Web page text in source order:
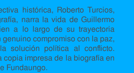
histórica, Roberto Turcios,
narra la vida de Guillermo
a lo largo de su trayectoria
compromiso con la paz,
solución política al conflicto.
copia impresa de la biografía en
Fundaungo.